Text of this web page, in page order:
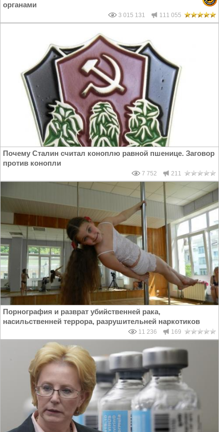
органами
3 015 131 111 055
Почему Сталин считал коноплю равной пшенице. Заговор
против конопли
7 752 211
Порнография и разврат убийственней рака,
насильственней террора, разрушительней наркотиков
11 236 169